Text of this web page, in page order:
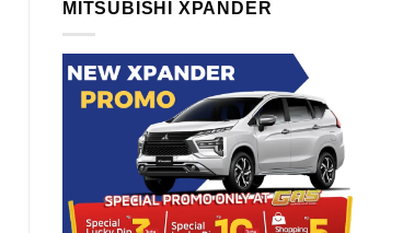
MITSUBISHI XPANDER